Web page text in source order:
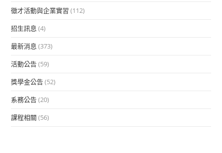
徵才活動與企業實習 (112)
招生訊息 (4)
最新消息 (373)
活動公告(59)
獎學金公告(52)
系務公告(20)
課程相關 (56)